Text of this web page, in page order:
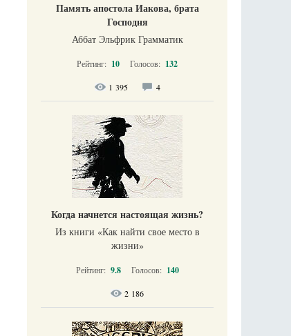
Память апостола Иакова, брата
Господня
Аббат Эльфрик Грамматик
Рейтинг: 10 Голосов: 132
1 395 4
Когда начнется настоящая жизнь?
Из книги «Как найти свое место в
жизни​»
Рейтинг: 9.8 Голосов: 140
2 186